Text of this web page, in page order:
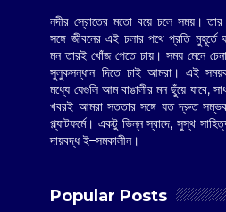
নদীর স্রোতের মতো বয়ে চলে সময়। তার
সঙ্গে জীবনের এই চলার পথে প্রতি মুহূর্তে
মন তারই খোঁজ পেতে চায়। সময় মেনে
সুলুকসন্ধান দিতে চাই আমরা। এই
মধ্যে যেগুলি আম বাঙালীর মন ছুঁয়ে যাবে,
খবরই আমরা সততার সঙ্গে যত দ্রুত
প্ল্যাটফর্মে। একটু ভিন্ন স্বাদে, সুস্থ
দায়বদ্ধ ই–সমকালীন।
Popular Posts